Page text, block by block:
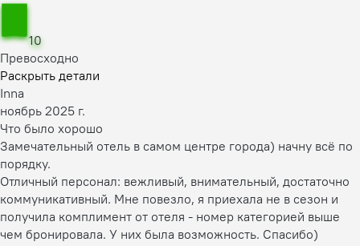
10
Превосходно
Раскрыть детали
Inna
ноябрь 2025 г.
Что было хорошо
Замечательный отель в самом центре города) начну всё по
порядку.
Отличный персонал: вежливый, внимательный, достаточно
коммуникативный. Мне повезло, я приехала не в сезон и
получила комплимент от отеля - номер категорией выше
чем бронировала. У них была возможность. Спасибо)